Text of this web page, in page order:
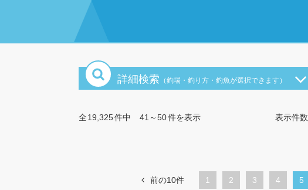
詳細検索 （釣場・釣り方・釣魚が選択できます）
全19,325件中 41～50件を表示 表示件数
前の10件 1
ペ
2
ペ
3
ペ
4
カ
5